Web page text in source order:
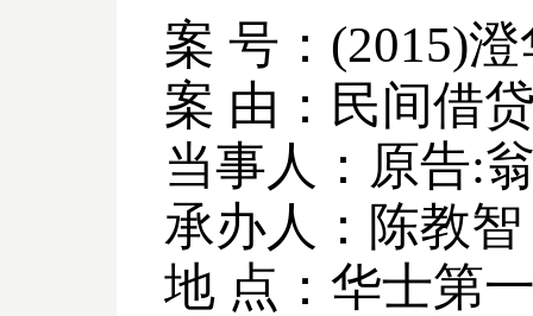
案 号： (2015)澄
案 由：民间借
当事人：原告:
承办人：陈教智
地 点：华士第